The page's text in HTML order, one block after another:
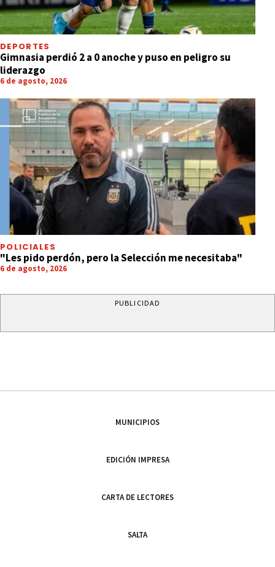
DEPORTES
Gimnasia perdió 2 a 0 anoche y puso en peligro su
liderazgo
6 de agosto, 2026
POLICIALES
"Les pido perdón, pero la Selección me necesitaba"
6 de agosto, 2026
PUBLICIDAD
MUNICIPIOS
EDICIÓN IMPRESA
CARTA DE LECTORES
SALTA